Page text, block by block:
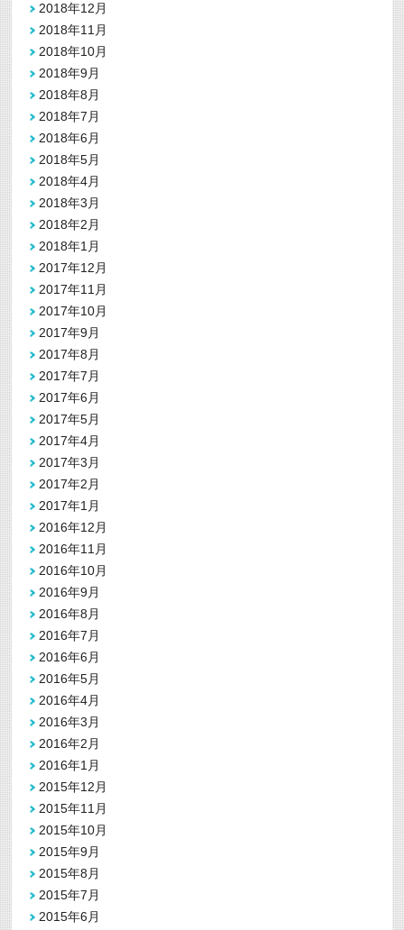
2018年12月
2018年11月
2018年10月
2018年9月
2018年8月
2018年7月
2018年6月
2018年5月
2018年4月
2018年3月
2018年2月
2018年1月
2017年12月
2017年11月
2017年10月
2017年9月
2017年8月
2017年7月
2017年6月
2017年5月
2017年4月
2017年3月
2017年2月
2017年1月
2016年12月
2016年11月
2016年10月
2016年9月
2016年8月
2016年7月
2016年6月
2016年5月
2016年4月
2016年3月
2016年2月
2016年1月
2015年12月
2015年11月
2015年10月
2015年9月
2015年8月
2015年7月
2015年6月